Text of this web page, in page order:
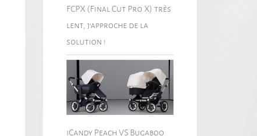
FCPX (Final Cut Pro X) très
lent, j’approche de la
solution !
iCandy Peach VS Bugaboo